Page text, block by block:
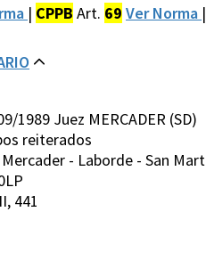
| CPPB Art. 69 Ver Norma
1989 Juez MERCADER (SD)
reiterados
- Laborde - San
441